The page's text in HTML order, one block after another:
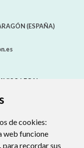
de cookies:
web funcione
para recordar sus
(ESPAÑA)
AVISO LEGAL